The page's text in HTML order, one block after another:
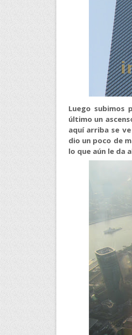
Luego subimos
último un
aquí arriba se
dio un poco de
lo que aún le da